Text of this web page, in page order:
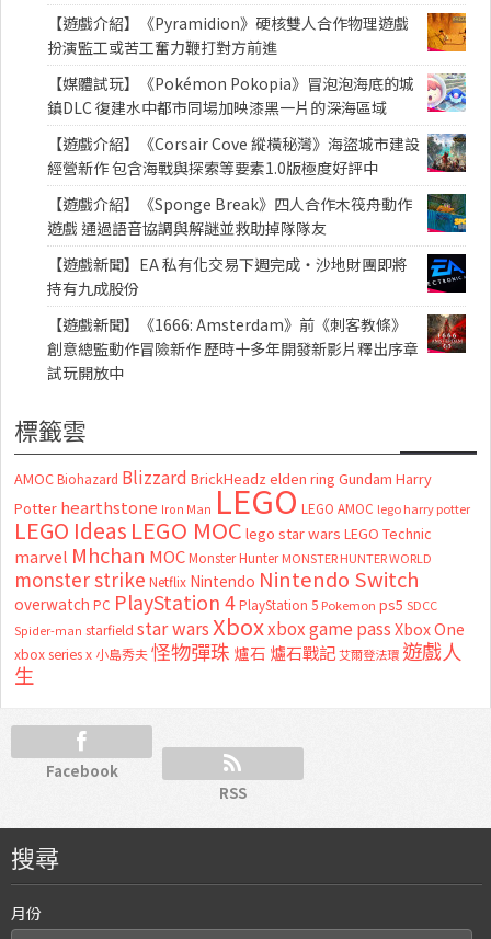
【遊戲介紹】《Pyramidion》硬核雙人合作物理遊戲
扮演監工或苦工奮力鞭打對方前進
【媒體試玩】《Pokémon Pokopia》冒泡泡海底的城
鎮DLC 復建水中都市同場加映漆黑一片的深海區域
【遊戲介紹】《Corsair Cove 縱橫秘灣》海盜城市建設
經營新作 包含海戰與探索等要素1.0版極度好評中
【遊戲介紹】《Sponge Break》四人合作木筏舟動作
遊戲 通過語音協調與解謎並救助掉隊隊友
【遊戲新聞】EA 私有化交易下週完成・沙地財團即將
持有九成股份
【遊戲新聞】《1666: Amsterdam》前《刺客教條》
創意總監動作冒險新作 歷時十多年開發新影片釋出序章
試玩開放中
標籤雲
AMOC Biohazard Blizzard BrickHeadz elden ring Gundam Harry
Potter hearthstone Iron Man LEGO LEGO AMOC lego harry potter
LEGO Ideas LEGO MOC lego star wars LEGO Technic
marvel Mhchan MOC Monster Hunter MONSTER HUNTER WORLD
monster strike Netflix Nintendo Nintendo Switch
overwatch PC PlayStation 4 PlayStation 5 Pokemon ps5 SDCC
Spider-man starfield star warsXboxxbox game passXbox One
xbox series x 小島秀夫怪物彈珠 爐石 爐石戰記艾爾登法環 遊戲人
生
Facebook
RSS
搜尋
月份